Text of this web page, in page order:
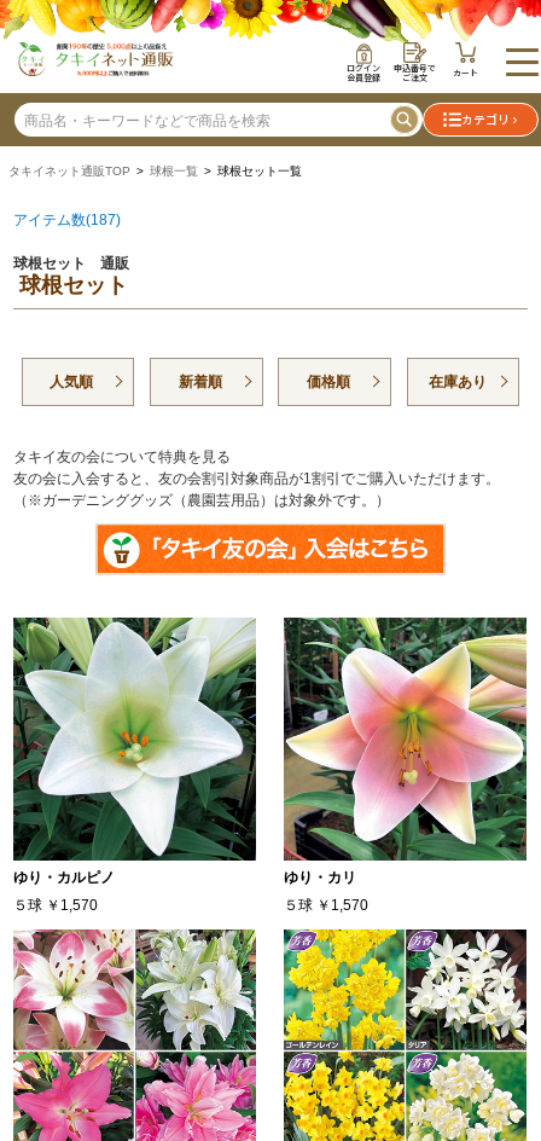
ログイン
会員登録
申込番号で
ご注文 カート
カテゴリ
タキイネット通販TOP > 球根一覧 > 球根セット一覧
アイテム数(187)
球根セット 通販
球根セット
人気順 新着順 価格順 在庫あり
タキイ友の会について特典を見る
友の会に入会すると、友の会割引対象商品が1割引でご購入いただけます。
（※ガーデニンググッズ（農園芸用品）は対象外です。）
ゆり・カルピノ
５球 ￥1,570
ゆり・カリ
５球 ￥1,570